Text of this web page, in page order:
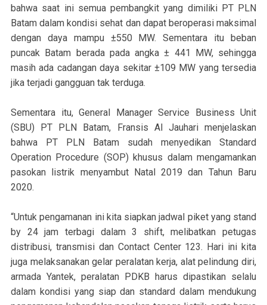
bahwa saat ini semua pembangkit yang dimiliki PT PLN
Batam dalam kondisi sehat dan dapat beroperasi maksimal
dengan daya mampu ±550 MW. Sementara itu beban
puncak Batam berada pada angka ± 441 MW, sehingga
masih ada cadangan daya sekitar ±109 MW yang tersedia
jika terjadi gangguan tak terduga.
Sementara itu, General Manager Service Business Unit
(SBU) PT PLN Batam, Fransis Al Jauhari menjelaskan
bahwa PT PLN Batam sudah menyedikan Standard
Operation Procedure (SOP) khusus dalam mengamankan
pasokan listrik menyambut Natal 2019 dan Tahun Baru
2020.
“Untuk pengamanan ini kita siapkan jadwal piket yang stand
by 24 jam terbagi dalam 3 shift, melibatkan petugas
distribusi, transmisi dan Contact Center 123. Hari ini kita
juga melaksanakan gelar peralatan kerja, alat pelindung diri,
armada Yantek, peralatan PDKB harus dipastikan selalu
dalam kondisi yang siap dan standard dalam mendukung